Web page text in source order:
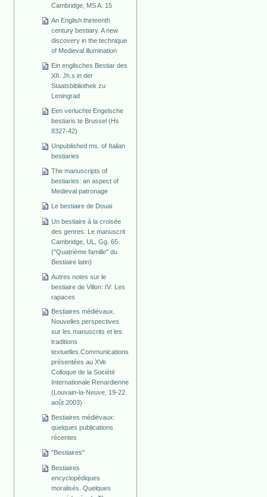
Cambridge, MS A. 15
An English thirteenth
century bestiary. A new
discovery in the technique
of Medieval illumination
Ein englisches Bestiar des
XII. Jh.s in der
Staatsbibliothek zu
Leningrad
Een verluchte Engelsche
bestiaris te Brussel (Hs
8327-42)
Unpublished ms. of Italian
bestiaries
The manuscripts of
bestiaries: an aspect of
Medieval patronage
Le bestiaire de Douai
Un bestiaire à la croisée
des genres: Le manuscrit
Cambridge, UL, Gg. 65
("Quatrième famille" du
Bestiaire latin)
Autres notes sur le
bestiaire de Villon: IV: Les
rapaces
Bestiaires médiévaux.
Nouvelles perspectives
sur les manuscrits et les
traditions
textuelles.Communications
présentées au XVe
Colloque de la Société
Internationale Renardienne
(Louvain-la-Neuve, 19-22
août 2003)
Bestiaires médiévaux:
quelques publications
récentes
"Bestiaires"
Bestiaires
encyclopédiques
moralisés. Quelques